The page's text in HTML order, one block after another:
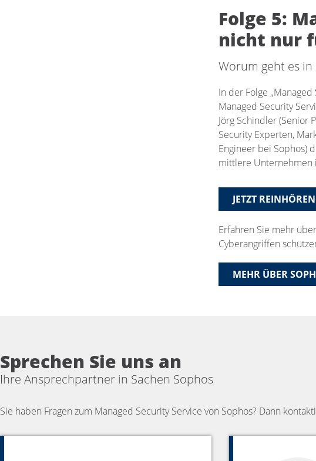
Folge 5:
nicht nur
Worum geht es in
In der Folge
Managed Security
Jörg Schindler (Senior
Security Experten,
Engineer bei Sophos)
mittlere Unternehmen
JETZT REINHÖREN
Erfahren Sie mehr
Cyberangriffen
MEHR ÜBER
Sprechen Sie uns an
Ihre Ansprechpartner in Sachen Sophos
Sie haben Fragen zum Managed Security Service von Sophos? Dann